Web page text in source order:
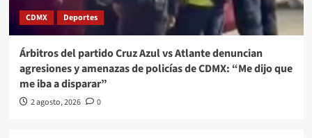
CDMX Deportes
Árbitros del partido Cruz Azul vs Atlante denuncian
agresiones y amenazas de policías de CDMX: “Me dijo que
me iba a disparar”
2 agosto, 2026 0